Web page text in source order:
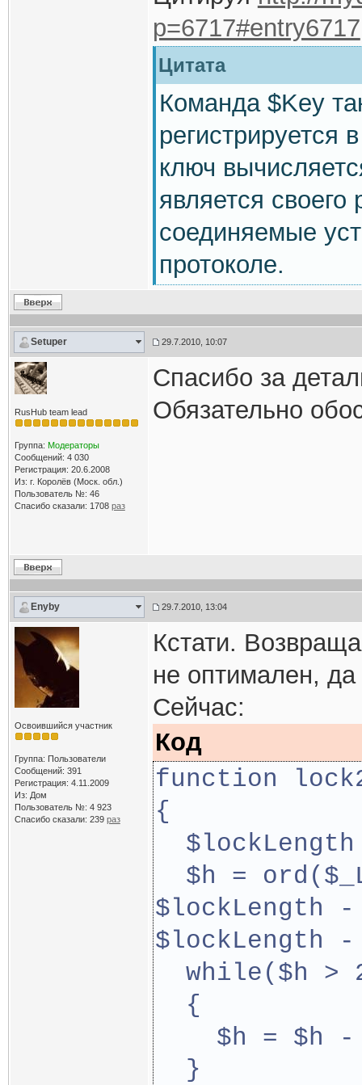
p=6717#entry6717
Цитата
Команда $Key
регистрируется
ключ
является своего
соединяемые
протоколе.
Setuper 29.7.2010, 10:07
RusHub team lead
Группа: Модераторы
Сообщений: 4 030
Регистрация: 20.6.2008
Из: г. Королёв (Моск. обл.)
Пользователь №: 46
Спасибо сказали: 1708 раз
Спасибо за
Обязательно
Enyby 29.7.2010, 13:04
Освоившийся участник
Группа: Пользователи
Сообщений: 391
Регистрация: 4.11.2009
Из: Дом
Пользователь №: 4 923
Спасибо сказали: 239 раз
Кстати.
не оптимален, да
Сейчас:
Код
function
{
$lockLength
$h =
$lockLength
$lockLength
while($h >
{
$h = $h -
}